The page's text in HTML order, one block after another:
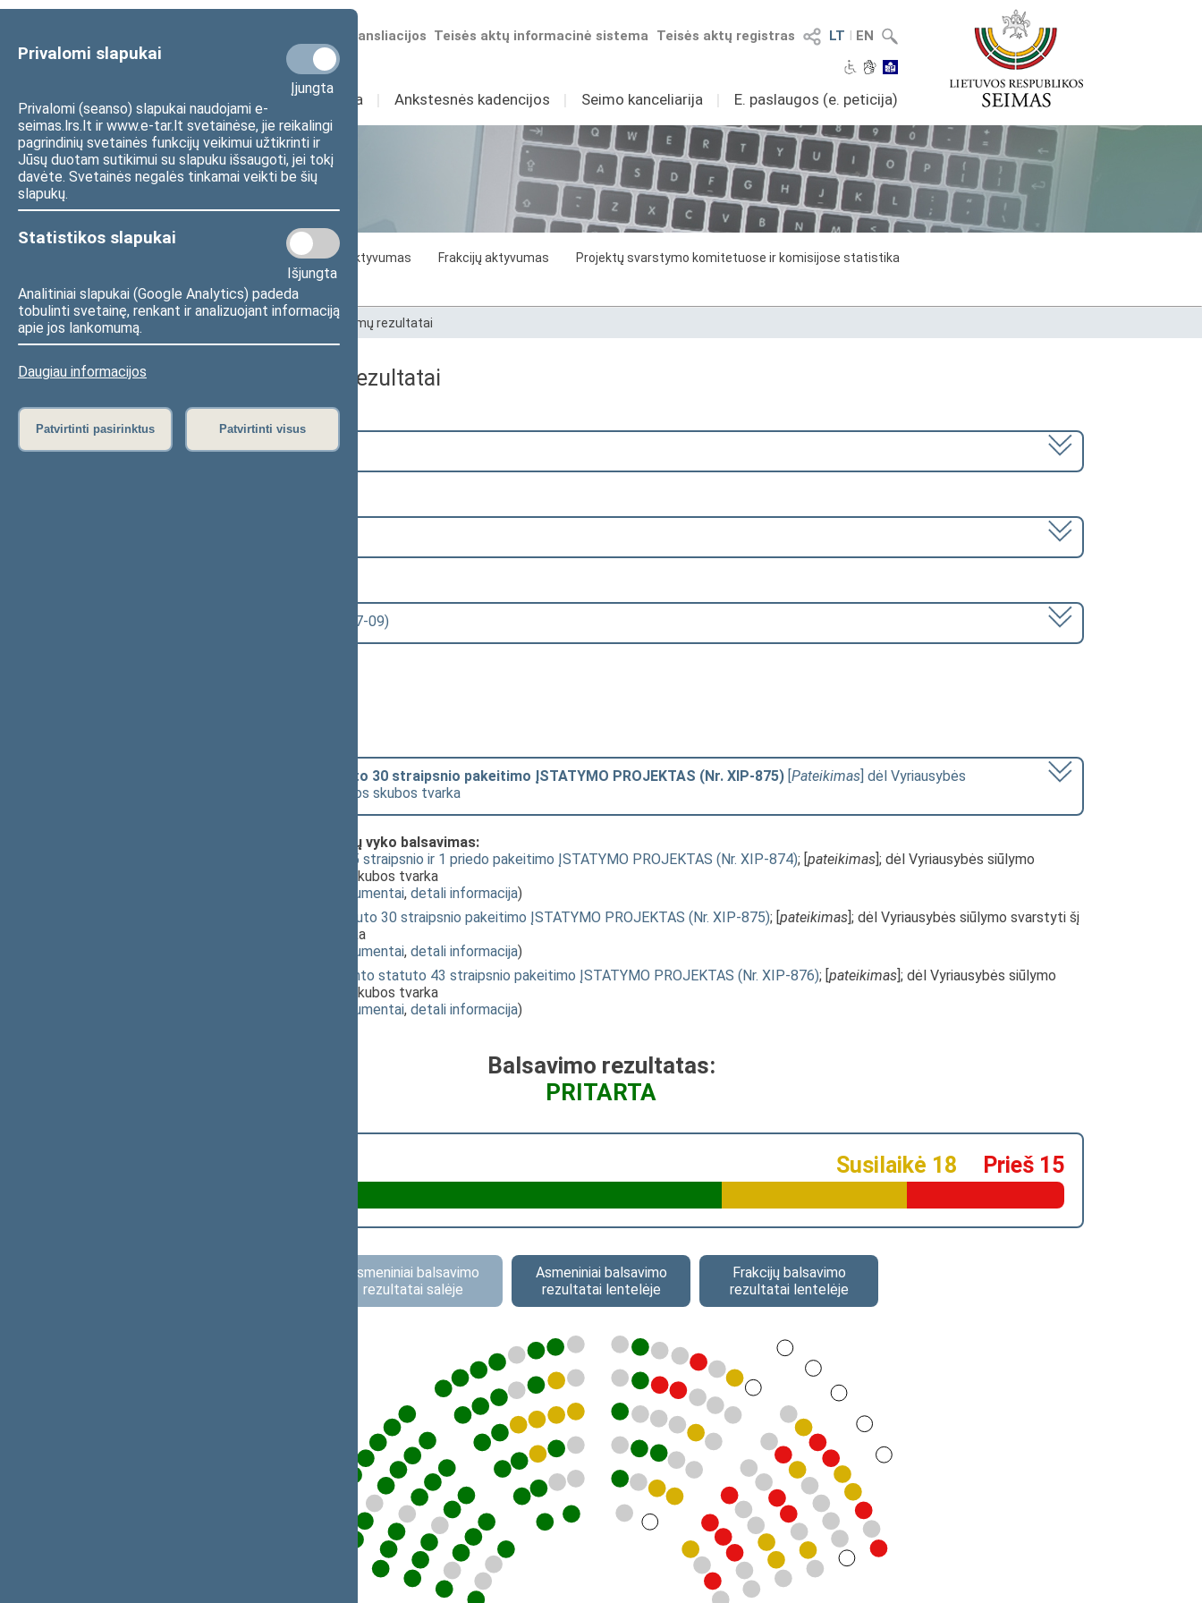
Privalomi slapukai
Įjungta
Privalomi (seanso) slapukai naudojami e-
seimas.lrs.lt ir www.e-tar.lt svetainėse, jie reikalingi
pagrindinių svetainės funkcijų veikimui užtikrinti ir
Jūsų duotam sutikimui su slapuku išsaugoti, jei tokį
davėte. Svetainės negalės tinkamai veikti be šių
slapukų.
Statistikos slapukai
Išjungta
Analitiniai slapukai (Google Analytics) padeda
tobulinti svetainę, renkant ir analizuojant informaciją
apie jos lankomumą.
Daugiau informacijos
Patvirtinti pasirinktus Patvirtinti visus
LT I EN
Teisės aktų registras
Teisės aktų informacinė sistema
Numatomos transliacijos
Sudėtis Veikla I Ankstesnės kadencijos I Seimo kanceliarija I E. paslaugos (e. peticija)
Statistika
Seimo narių aktyvumas Frakcijų aktyvumas
Projektų svarstymo komitetuose ir komisijose statistika
Seimo narių balsavimų rezultatai
Pradžia Seimo narių balsavimų rezultatai
Seimo narių balsavimų rezultatai
Pasirinkite kadenciją:
2008–2012 metų kadencija
Seimo rytinis posėdis Nr. 98 (2009-07-09)
Specialiųjų tyrimų tarnybos statuto 30 straipsnio pakeitimo ĮSTATYMO PROJEKTAS (Nr. XIP-875) [Pateikimas] dėl Vyriausybės
siūlymo svarstyti šį projektą ypatingos skubos tvarka
Klausimai (svarstyti kartu), dėl kurių vyko balsavimas:
Valstybės tarnybos įstatymo 25 straipsnio ir 1 priedo pakeitimo ĮSTATYMO PROJEKTAS (Nr. XIP-874); [pateikimas]; dėl Vyriausybės siūlymo
svarstyti šį projektą ypatingos skubos tvarka
susiję dokumentai, detali informacija)
Specialiųjų tyrimų tarnybos statuto 30 straipsnio pakeitimo ĮSTATYMO PROJEKTAS (Nr. XIP-875); [pateikimas]; dėl Vyriausybės siūlymo svarstyti šį
projektą ypatingos skubos tvarka
susiję dokumentai, detali informacija)
Valstybės saugumo departamento statuto 43 straipsnio pakeitimo ĮSTATYMO PROJEKTAS (Nr. XIP-876); [pateikimas]; dėl Vyriausybės siūlymo
svarstyti šį projektą ypatingos skubos tvarka
susiję dokumentai, detali informacija)
Balsavimo rezultatas:
PRITARTA
Prieš 15
Susilaikė 18
Asmeniniai balsavimo
rezultatai salėje
Asmeniniai balsavimo
rezultatai lentelėje
Frakcijų balsavimo
rezultatai lentelėje